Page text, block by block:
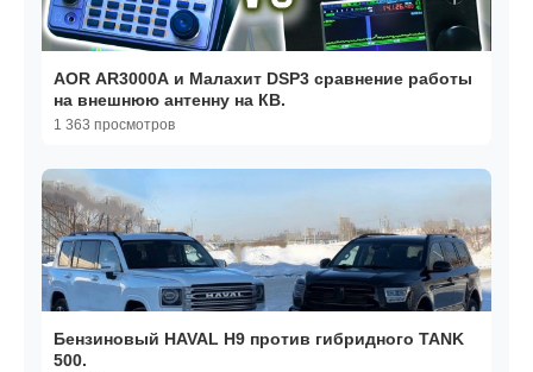
AOR AR3000A и Малахит DSP3 сравнение работы
на внешнюю антенну на КВ.
1 363 просмотров
Бензиновый HAVAL H9 против гибридного TANK
500.